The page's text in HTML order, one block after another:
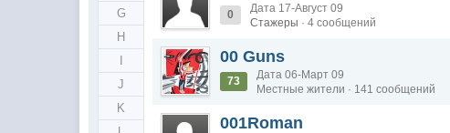
G
H
J
K
0
Дата 17-Август 09
Стажеры · 4 сообщений
00 Guns
73
Дата 06-Март 09
Местные жители · 141 сообщений
001Roman